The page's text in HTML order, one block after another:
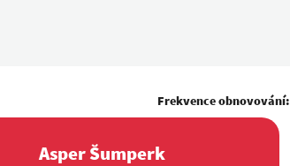
Frekvence obnovování:
Asper Šumperk